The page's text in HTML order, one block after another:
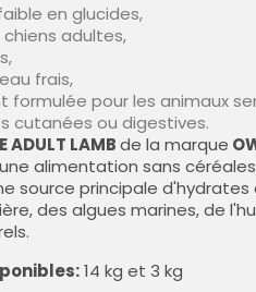
en glucides,
adultes,
frais,
formulée pour les animaux
cutanées ou digestives.
ADULT LAMBde la marque
alimentation sans
source principale
des algues marines, de
14 kg et 3 kg